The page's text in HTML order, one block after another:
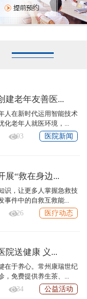
建老年友善医...
在新时代运用智能技术
化老年人就医环境，...
193 医院新闻
展“救在身边...
识，让更多人掌握急救技
事件中的自救互救能...
226 医疗动态
院送健康 义...
在于养心。常州康瑞世纪
，免费提供养生茶、...
234 公益活动